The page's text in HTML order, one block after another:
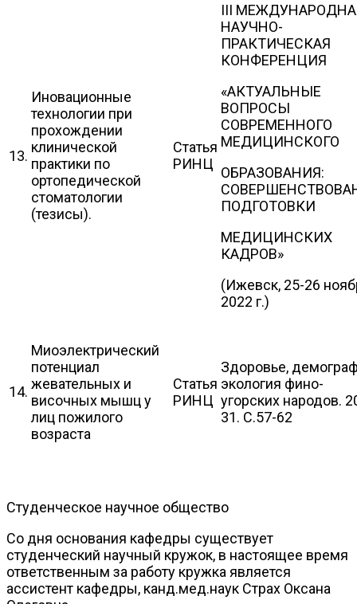
13.
Иновационные
технологии при
прохождении
клинической
практики по
ортопедической
стоматологии
(тезисы).
Статья
РИНЦ
III
НАУЧНО-
ПРАКТИЧЕСКАЯ
КОНФЕРЕНЦИЯ
«АКТУАЛЬНЫЕ
ВОПРОСЫ
СОВРЕМЕННОГО
МЕДИЦИНСКОГО
ОБРАЗОВАНИЯ:
ПОДГОТОВКИ
МЕДИЦИНСКИХ
КАДРОВ»
(Ижевск, 25-26
2022 г.)
14.
Миоэлектрический
потенциал
жевательных и
височных мышц у
лиц пожилого
возраста
Статья
РИНЦ
Здоровье,
экология фино-
угорских народов.
31. С.57-62
Студенческое научное общество
Со дня основания кафедры существует
студенческий научный кружок, в настоящее время
ответственным за работу кружка является
ассистент кафедры, канд.мед.наук Страх Оксана